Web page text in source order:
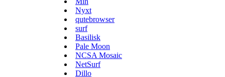
Nyxt
qutebrowser
surf
Basilisk
Pale Moon
NCSA Mosaic
NetSurf
Dillo